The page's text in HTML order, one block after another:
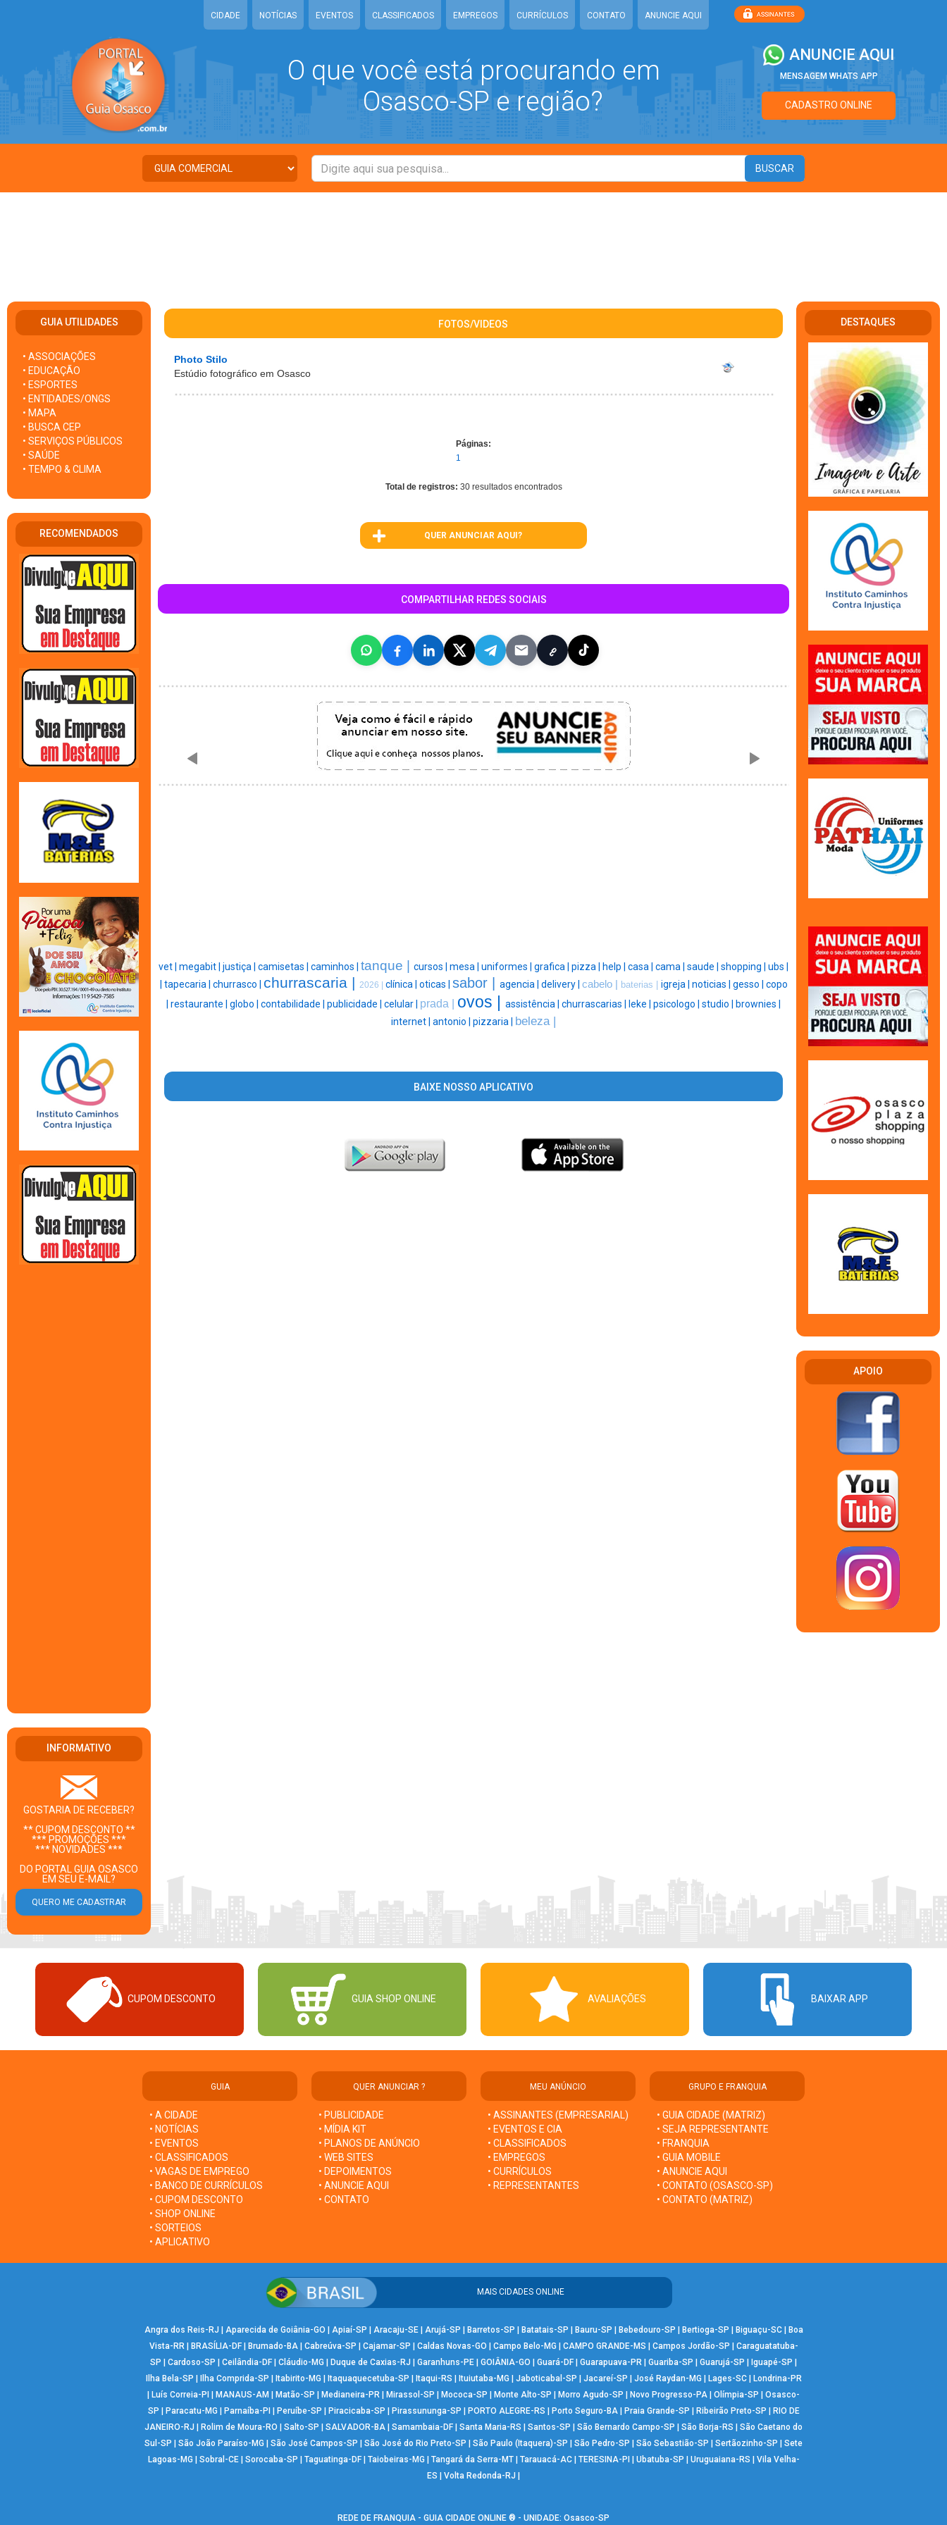
CIDADE NOTÍCIAS EVENTOS CLASSIFICADOS EMPREGOS CURRÍCULOS CONTATO ANUNCIE AQUI
O que você está procurando em
Osasco-SP e região?
ANUNCIE AQUI
MENSAGEM WHATS APP
CADASTRO ONLINE
GUIA UTILIDADES
• ASSOCIAÇÕES
• EDUCAÇÃO
• ESPORTES
• ENTIDADES/ONGS
• MAPA
• BUSCA CEP
• SERVIÇOS PÚBLICOS
• SAÚDE
• TEMPO & CLIMA
RECOMENDADOS
INFORMATIVO
GOSTARIA DE RECEBER?
** CUPOM DESCONTO **
*** PROMOÇÕES ***
*** NOVIDADES ***
DO PORTAL GUIA OSASCO
EM SEU E-MAIL?
FOTOS/VIDEOS
Photo Stilo
Estúdio fotográfico em Osasco
Páginas:
1
Total de registros: 30 resultados encontrados
QUER ANUNCIAR AQUI?
COMPARTILHAR REDES SOCIAIS
vet | megabit | justiça | camisetas | caminhos | tanque | cursos | mesa | uniformes | grafica | pizza | help | casa | cama | saude | shopping | ubs |
tapecaria | churrasco | churrascaria | 2026 | clínica | oticas | sabor | agencia | delivery | cabelo | baterias | igreja | noticias | gesso | copo
restaurante | globo | contabilidade | publicidade | celular | prada | ovos | assistência | churrascarias | leke | psicologo | studio |
brownies |
internet | antonio | pizzaria | beleza |
BAIXE NOSSO APLICATIVO
DESTAQUES
APOIO
CUPOM DESCONTO GUIA SHOP ONLINE AVALIAÇÕES BAIXAR APP
GUIA
• A CIDADE
• NOTÍCIAS
• EVENTOS
• CLASSIFICADOS
• VAGAS DE EMPREGO
• BANCO DE CURRÍCULOS
• CUPOM DESCONTO
• SHOP ONLINE
• SORTEIOS
• APLICATIVO
QUER ANUNCIAR ?
• PUBLICIDADE
• MÍDIA KIT
• PLANOS DE ANÚNCIO
• WEB SITES
• DEPOIMENTOS
• ANUNCIE AQUI
• CONTATO
MEU ANÚNCIO
• ASSINANTES (EMPRESARIAL)
• EVENTOS E CIA
• CLASSIFICADOS
• EMPREGOS
• CURRÍCULOS
• REPRESENTANTES
GRUPO E FRANQUIA
• GUIA CIDADE (MATRIZ)
• SEJA REPRESENTANTE
• FRANQUIA
• GUIA MOBILE
• ANUNCIE AQUI
• CONTATO (OSASCO-SP)
• CONTATO (MATRIZ)
MAIS CIDADES ONLINE
Angra dos Reis-RJ | Aparecida de Goiânia-GO | Apiaí-SP | Aracaju-SE| Arujá-SP | Barretos-SP | Batatais-SP | Bauru-SP | Bebedouro-SP | Bertioga-SP | Biguaçu-SC| Boa
Vista-RR | BRASÍLIA-DF| Brumado-BA| Cabreúva-SP | Cajamar-SP | Caldas Novas-GO | Campo Belo-MG | CAMPO GRANDE-MS | Campos Jordão-SP | Caraguatatuba-
SP | Cardoso-SP | Ceilândia-DF | Cláudio-MG | Duque de Caxias-RJ | Garanhuns-PE | GOIÂNIA-GO | Guará-DF | Guarapuava-PR | Guariba-SP | Guarujá-SP | Iguapé-SP |
Ilha Bela-SP | Ilha Comprida-SP | Itabirito-MG | Itaquaquecetuba-SP | Itaqui-RS | Ituiutaba-MG | Jaboticabal-SP | Jacareí-SP | José Raydan-MG | Lages-SC| Londrina-PR
| Luís Correia-PI | MANAUS-AM | Matão-SP | Medianeira-PR | Mirassol-SP | Mococa-SP | Monte Alto-SP | Morro Agudo-SP | Novo Progresso-PA | Olímpia-SP | Osasco-
SP | Paracatu-MG | Parnaíba-PI | Peruíbe-SP | Piracicaba-SP | Pirassununga-SP | PORTO ALEGRE-RS | Porto Seguro-BA| Praia Grande-SP | Ribeirão Preto-SP | RIO DE
JANEIRO-RJ | Rolim de Moura-RO | Salto-SP | SALVADOR-BA | Samambaia-DF | Santa Maria-RS | Santos-SP | São Bernardo Campo-SP | São Borja-RS | São Caetano do
Sul-SP | São João Paraíso-MG | São José Campos-SP | São José do Rio Preto-SP | São Paulo (Itaquera)-SP | São Pedro-SP | São Sebastião-SP | Sertãozinho-SP | Sete
Lagoas-MG | Sobral-CE| Sorocaba-SP | Taguatinga-DF| Taiobeiras-MG | Tangará da Serra-MT| Tarauacá-AC| TERESINA-PI | Ubatuba-SP | Uruguaiana-RS | Vila Velha-
ES | Volta Redonda-RJ |
REDE DE FRANQUIA - GUIA CIDADE ONLINE ® - UNIDADE: Osasco-SP